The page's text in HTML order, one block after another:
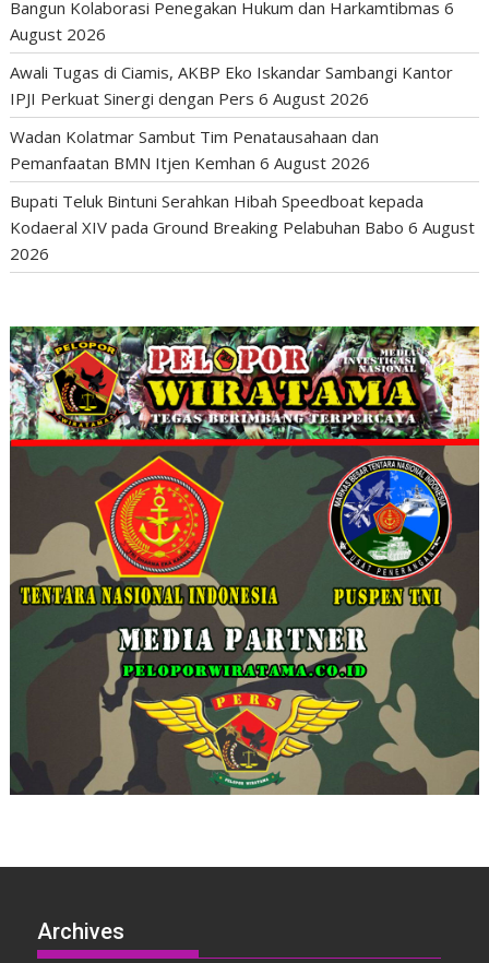
Bangun Kolaborasi Penegakan Hukum dan Harkamtibmas 6
August 2026
Awali Tugas di Ciamis, AKBP Eko Iskandar Sambangi Kantor
IPJI Perkuat Sinergi dengan Pers 6 August 2026
Wadan Kolatmar Sambut Tim Penatausahaan dan
Pemanfaatan BMN Itjen Kemhan 6 August 2026
Bupati Teluk Bintuni Serahkan Hibah Speedboat kepada
Kodaeral XIV pada Ground Breaking Pelabuhan Babo 6 August
2026
Archives